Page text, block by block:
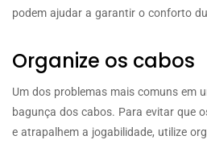
podem ajudar a garantir o conforto
Organize os cabos
Um dos problemas mais comuns em
bagunça dos cabos. Para evitar que
e atrapalhem a jogabilidade, utilize